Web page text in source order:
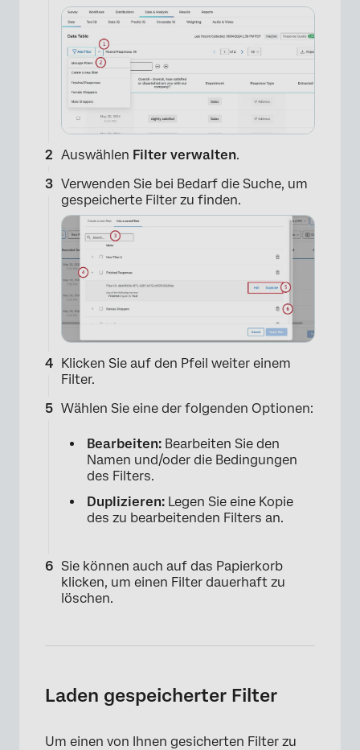
×
Auswählen Filter verwalten.
Verwenden Sie bei Bedarf die Suche, um
gespeicherte Filter zu finden.
Klicken Sie auf den Pfeil weiter einem
Filter.
Wählen Sie eine der folgenden Optionen:
Bearbeiten: Bearbeiten Sie den
Namen und/oder die Bedingungen
des Filters.
Duplizieren: Legen Sie eine Kopie
des zu bearbeitenden Filters an.
Sie können auch auf das Papierkorb
klicken, um einen Filter dauerhaft zu
löschen.
Laden gespeicherter Filter
Um einen von Ihnen gesicherten Filter zu